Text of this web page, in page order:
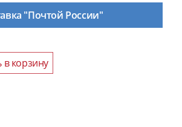
"Почтой России"
в корзину